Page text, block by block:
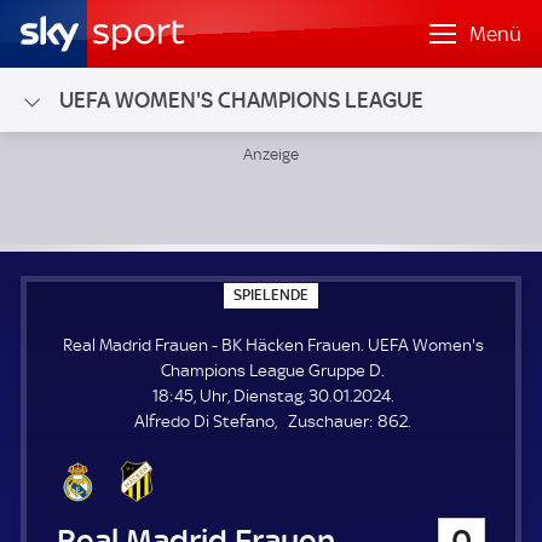
Menü
UEFA WOMEN'S CHAMPIONS LEAGUE
SPIELENDE
P
E
L
E
N
E
Real Madrid Frauen - BK Häcken Frauen. UEFA Women's
Champions League Gruppe D.
18:45, Uhr, Dienstag, 30.01.2024.
Alfredo Di Stefano
Zuschauer: Z
862.